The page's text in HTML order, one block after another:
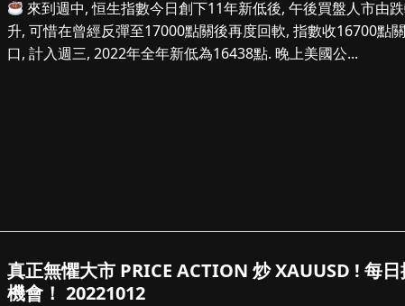
來到週中, 恒生指數今日創下11年新低後, 午後買盤人市由
升, 可惜在曾經反彈至17000點關後再度回軟, 指數收16700點關
口, 計入週三, 2022年全年新低為16438點. 晚上美國公...
真正無懼大市 PRICE ACTION 炒 XAUUSD ! 每日
機會！ 20221012